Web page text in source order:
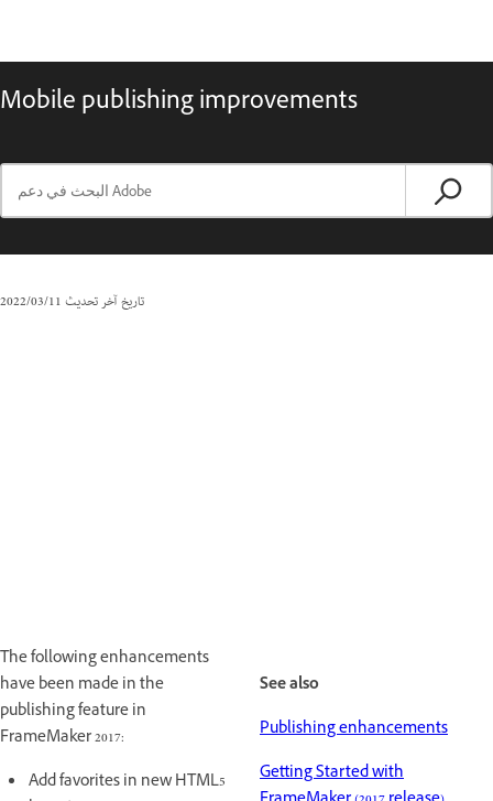
Mobile publishing improvements
تاريخ آخر تحديث11‏/03‏/2022
The following enhancements
have been made in the
publishing feature in
FrameMaker 2017:
Add favorites in new HTML5
See also
Publishing enhancements
Getting Started with